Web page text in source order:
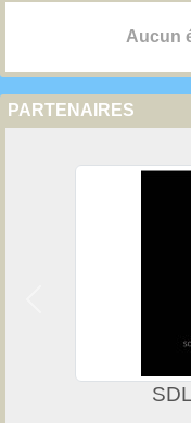
Aucun
PARTENAIRES
SDL